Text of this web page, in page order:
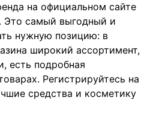
на официальном сайте
Это самый выгодный и
нужную позицию: в
широкий ассортимент,
есть подробная
Регистрируйтесь на
средства и косметику